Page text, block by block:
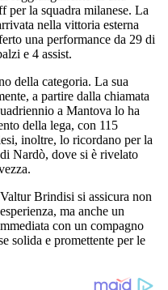
per la squadra milanese. La
nella vittoria esterna
una performance da 29 di
e 4 assist.
della categoria. La sua
a partire dalla chiamata
a Mantova lo ha
della lega, con 115
inoltre, lo ricordano per la
Nardò, dove si è rivelato
Brindisi si assicura non
ma anche un
con un compagno
solida e promettente per le